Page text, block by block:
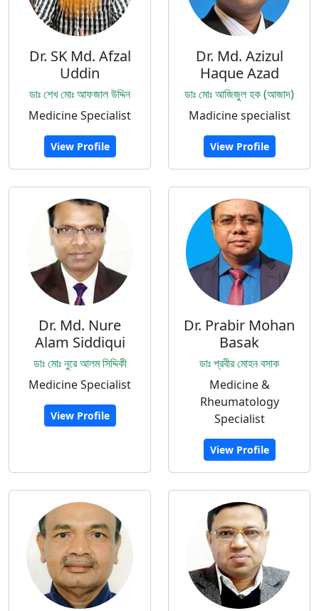
Dr. SK Md. Afzal
Uddin
ডাঃ শেখ মোঃ আফজাল উদ্দিন
Medicine Specialist
View Profile
Dr. Md. Azizul
Haque Azad
ডাঃ মোঃ আজিজুল হক (আজাদ)
Madicine specialist
View Profile
Dr. Md. Nure
Alam Siddiqui
ডাঃ মোঃ নুরে আলম সিদ্দিকী
Medicine Specialist
View Profile
Dr. Prabir Mohan
Basak
ডাঃ প্রবীর মোহন বসাক
Medicine &
Rheumatology
Specialist
View Profile